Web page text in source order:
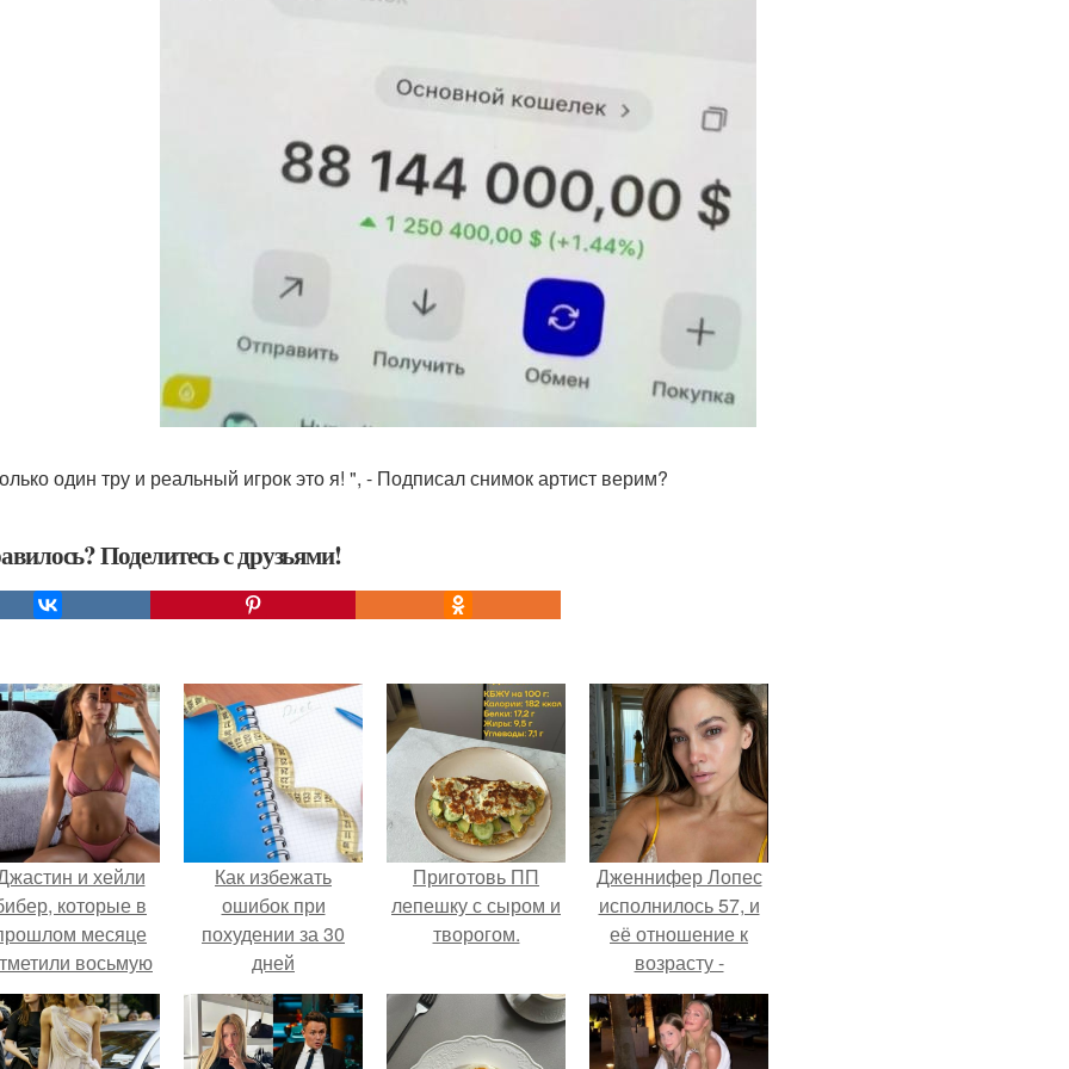
один тру и реальный игрок это я! ", - Подписал снимок артист верим?
Поделитесь с друзьями!
и хейли
которые в
месяце
восьмую
годовщину
показали
новые фото с
Как избежать
ошибок при
похудении за 30
дней
Приготовь ПП
лепешку с сыром и
творогом.
Дженнифер Лопес
исполнилось 57, и
её отношение к
возрасту -
настоящий
манифест
уверенности: "не